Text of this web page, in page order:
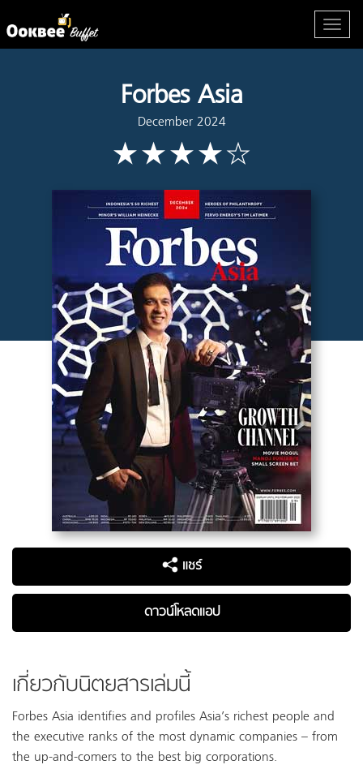
Forbes Asia
December 2024
แชร์
ดาวน์โหลดแอป
เกี่ยวกับนิตยสารเล่มนี้
Forbes Asia identifies and profiles Asia’s richest people and
the executive ranks of the most dynamic companies – from
the up-and-comers to the best big corporations.